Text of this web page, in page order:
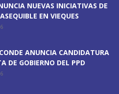
NUEVAS INICIATIVAS DE
EN VIEQUES
ANUNCIA CANDIDATURA
DE GOBIERNO DEL PPD